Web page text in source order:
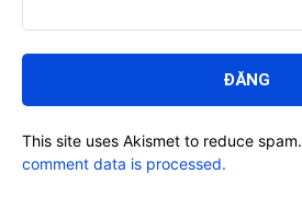
luận:
This site uses Akismet to reduce spam.
comment data is processed.